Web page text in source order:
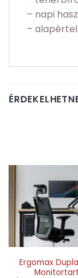
– napi
–
Ergomax